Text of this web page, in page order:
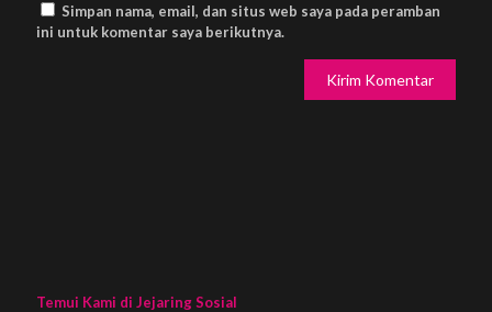
Simpan nama, email, dan situs web saya pada peramban
ini untuk komentar saya berikutnya.
Temui Kami di Jejaring Sosial